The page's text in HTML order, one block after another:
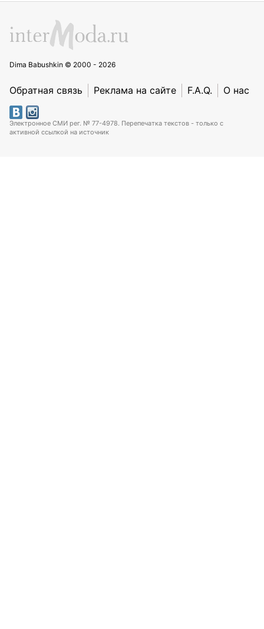
Dima Babushkin © 2000 - 2026
Обратная связь Реклама на сайте F.A.Q. О нас
Электронное СМИ рег. № 77-4978. Перепечатка текстов - только с
активной ссылкой на источник